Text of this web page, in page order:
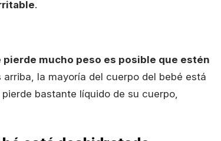
.
mucho peso es posible que estén
la mayoría del cuerpo del bebé está
bastante líquido de su cuerpo,